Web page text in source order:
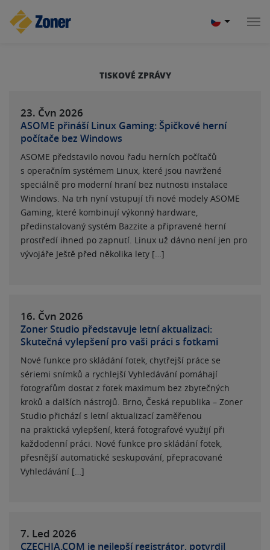
TISKOVÉ ZPRÁVY
23. Čvn 2026
ASOME přináší Linux Gaming: Špičkové herní
počítače bez Windows
ASOME představilo novou řadu herních počítačů
s operačním systémem Linux, které jsou navržené
speciálně pro moderní hraní bez nutnosti instalace
Windows. Na trh nyní vstupují tři nové modely ASOME
Gaming, které kombinují výkonný hardware,
předinstalovaný systém Bazzite a připravené herní
prostředí ihned po zapnutí. Linux už dávno není jen pro
vývojáře Ještě před několika lety […]
16. Čvn 2026
Zoner Studio představuje letní aktualizaci:
Skutečná vylepšení pro vaši práci s fotkami
Nové funkce pro skládání fotek, chytřejší práce se
sériemi snímků a rychlejší Vyhledávání pomáhají
fotografům dostat z fotek maximum bez zbytečných
kroků a dalších nástrojů. Brno, Česká republika – Zoner
Studio přichází s letní aktualizací zaměřenou
na praktická vylepšení, která fotografové využijí při
každodenní práci. Nové funkce pro skládání fotek,
přesnější automatické seskupování, přepracované
Vyhledávání […]
7. Led 2026
CZECHIA.COM je nejlepší registrátor, potvrdil